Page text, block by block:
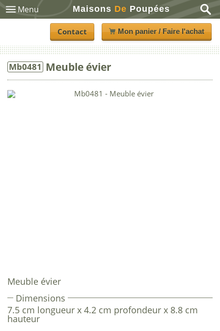
Menu Maisons De Poupées
Contact Mon panier / Faire l'achat
Mb0481 Meuble évier
Meuble évier
Dimensions
7.5 cm longueur x 4.2 cm profondeur x 8.8 cm
hauteur